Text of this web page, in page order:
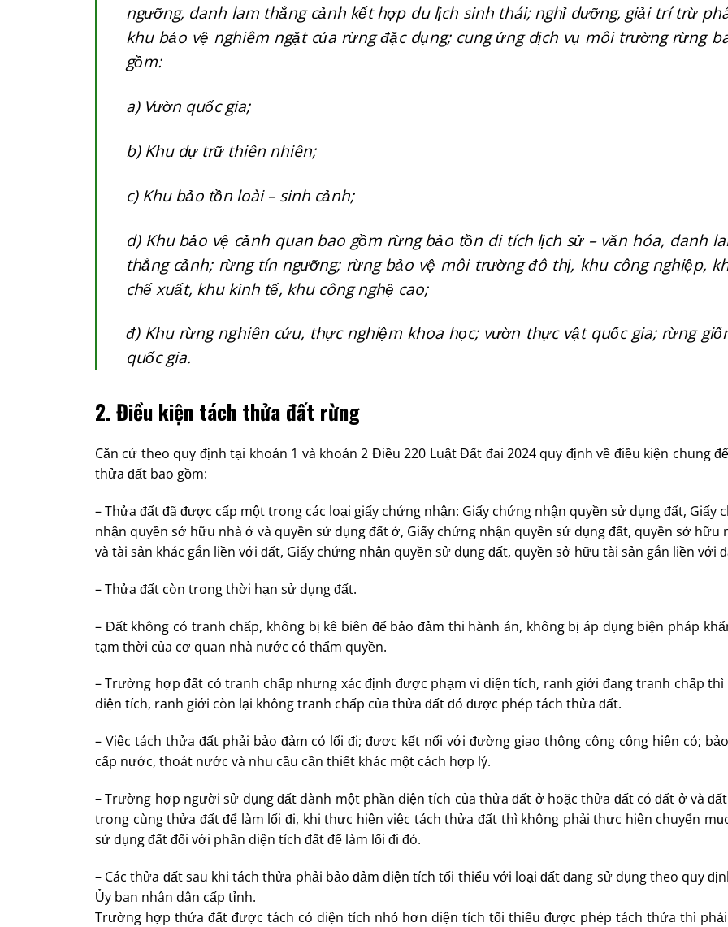
ngưỡng, danh lam thắng cảnh kết hợp du lịch sinh thái; nghỉ dưỡng, giải trí trừ
khu bảo vệ nghiêm ngặt của rừng đặc dụng; cung ứng dịch vụ môi trường rừng
gồm:
a) Vườn quốc gia;
b) Khu dự trữ thiên nhiên;
c) Khu bảo tồn loài – sinh cảnh;
d) Khu bảo vệ cảnh quan bao gồm rừng bảo tồn di tích lịch sử – văn hóa, danh
thắng cảnh; rừng tín ngưỡng; rừng bảo vệ môi trường đô thị, khu công nghiệp,
chế xuất, khu kinh tế, khu công nghệ cao;
đ) Khu rừng nghiên cứu, thực nghiệm khoa học; vườn thực vật quốc gia; rừng
quốc gia.
2. Điều kiện tách thửa đất rừng
Căn cứ theo quy định tại khoản 1 và khoản 2 Điều 220 Luật Đất đai 2024 quy định về điều kiện chung
thửa đất bao gồm:
– Thửa đất đã được cấp một trong các loại giấy chứng nhận: Giấy chứng nhận quyền sử dụng đất, Giấy
nhận quyền sở hữu nhà ở và quyền sử dụng đất ở, Giấy chứng nhận quyền sử dụng đất, quyền sở hữu
và tài sản khác gắn liền với đất, Giấy chứng nhận quyền sử dụng đất, quyền sở hữu tài sản gắn liền với
– Thửa đất còn trong thời hạn sử dụng đất.
– Đất không có tranh chấp, không bị kê biên để bảo đảm thi hành án, không bị áp dụng biện pháp
tạm thời của cơ quan nhà nước có thẩm quyền.
– Trường hợp đất có tranh chấp nhưng xác định được phạm vi diện tích, ranh giới đang tranh chấp thì
diện tích, ranh giới còn lại không tranh chấp của thửa đất đó được phép tách thửa đất.
– Việc tách thửa đất phải bảo đảm có lối đi; được kết nối với đường giao thông công cộng hiện có;
cấp nước, thoát nước và nhu cầu cần thiết khác một cách hợp lý.
– Trường hợp người sử dụng đất dành một phần diện tích của thửa đất ở hoặc thửa đất có đất ở và
trong cùng thửa đất để làm lối đi, khi thực hiện việc tách thửa đất thì không phải thực hiện chuyển
sử dụng đất đối với phần diện tích đất để làm lối đi đó.
– Các thửa đất sau khi tách thửa phải bảo đảm diện tích tối thiểu với loại đất đang sử dụng theo quy
Ủy ban nhân dân cấp tỉnh.
Trường hợp thửa đất được tách có diện tích nhỏ hơn diện tích tối thiểu được phép tách thửa thì